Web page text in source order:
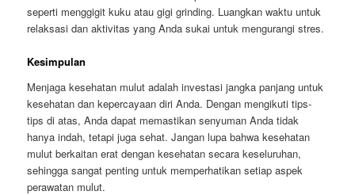
seperti menggigit kuku atau gigi grinding. Luangkan waktu untuk
relaksasi dan aktivitas yang Anda sukai untuk mengurangi stres.
Kesimpulan
Menjaga kesehatan mulut adalah investasi jangka panjang untuk
kesehatan dan kepercayaan diri Anda. Dengan mengikuti tips-
tips di atas, Anda dapat memastikan senyuman Anda tidak
hanya indah, tetapi juga sehat. Jangan lupa bahwa kesehatan
mulut berkaitan erat dengan kesehatan secara keseluruhan,
sehingga sangat penting untuk memperhatikan setiap aspek
perawatan mulut.